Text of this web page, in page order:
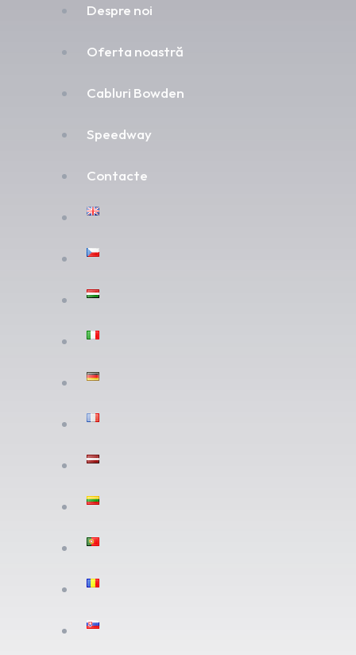
Despre noi
Oferta noastră
Cabluri Bowden
Speedway
Contacte